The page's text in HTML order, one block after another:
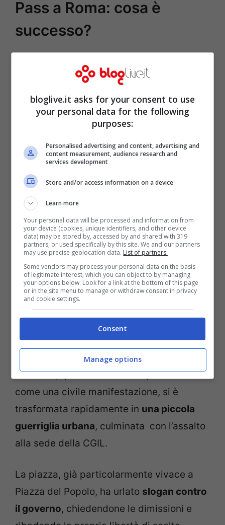
Pass a Roma: cosa è
successo?
Manifestanti contro il Green Pass (screenshot Instagram)
Ma come si è arrivati a questasituazione
e perché sono scattati così tanti arresti? In
sostanza, quella che doveva presentarsi
come una civile manifestazione, si è
trasformata rapidamente in una piccola
guerriglia urbana, culminata con l’assalto
alla sede della CGIL.
La piazza, già particolarmente vivace a
Piazza del Popolo, ha urlato slogan contro
il governo, chiedendone le dimissioni e
bloglive.it asks for your consent to use
your personal data for the following
purposes:
Personalised advertising and content, advertising and
content measurement, audience research and
services development
Store and/or access information on a device
Learn more
Your personal data will be processed and information from
your device (cookies, unique identifiers, and other device
data) may be stored by, accessed by and shared with 319
partners, or used specifically by this site. We and our partners
may use precise geolocation data. List of partners.
Some vendors may process your personal data on the basis
of legitimate interest, which you can object to by managing
your options below. Look for a link at the bottom of this page
or in the site menu to manage or withdraw consent in privacy
and cookie settings.
Consent
Manage options